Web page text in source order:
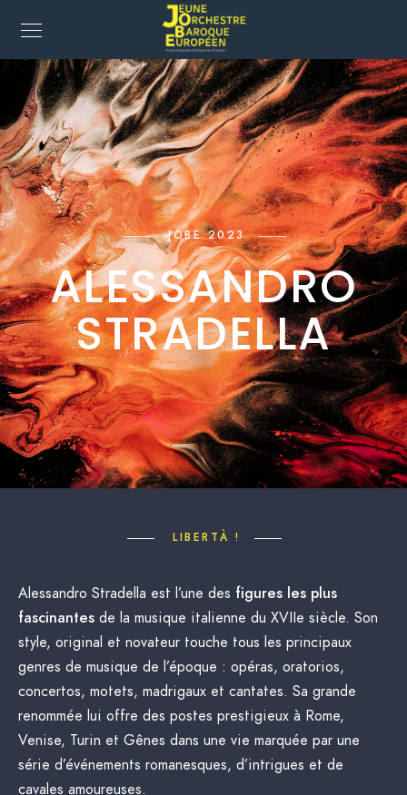
JOBE 2023
ALESSANDRO
STRADELLA
LIBERTÀ !
Alessandro Stradella est l’une des figures les plus
fascinantes de la musique italienne du XVIIe siècle. Son
style, original et novateur touche tous les principaux
genres de musique de l’époque : opéras, oratorios,
concertos, motets, madrigaux et cantates. Sa grande
renommée lui offre des postes prestigieux à Rome,
Venise, Turin et Gênes dans une vie marquée par une
série d’événements romanesques, d’intrigues et de
cavales amoureuses.